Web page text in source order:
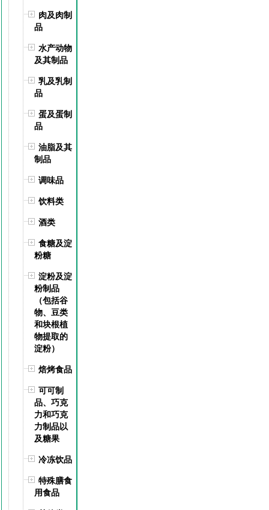
肉及肉制
品
水产动物
及其制品
乳及乳制
品
蛋及蛋制
品
油脂及其
制品
调味品
饮料类
酒类
食糖及淀
粉糖
淀粉及淀
粉制品
（包括谷
物、豆类
和块根植
物提取的
淀粉）
焙烤食品
可可制
品、巧克
力和巧克
力制品以
及糖果
冷冻饮品
特殊膳食
用食品